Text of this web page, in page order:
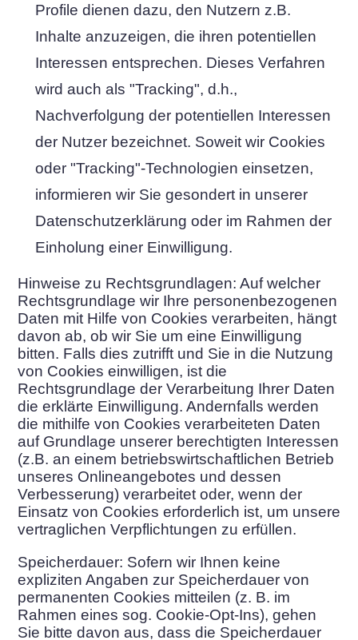
Profile dienen dazu, den Nutzern z.B.
Inhalte anzuzeigen, die ihren potentiellen
Interessen entsprechen. Dieses Verfahren
wird auch als "Tracking", d.h.,
Nachverfolgung der potentiellen Interessen
der Nutzer bezeichnet. Soweit wir Cookies
oder "Tracking"-Technologien einsetzen,
informieren wir Sie gesondert in unserer
Datenschutzerklärung oder im Rahmen der
Einholung einer Einwilligung.
Hinweise zu Rechtsgrundlagen: Auf welcher
Rechtsgrundlage wir Ihre personenbezogenen
Daten mit Hilfe von Cookies verarbeiten, hängt
davon ab, ob wir Sie um eine Einwilligung
bitten. Falls dies zutrifft und Sie in die Nutzung
von Cookies einwilligen, ist die
Rechtsgrundlage der Verarbeitung Ihrer Daten
die erklärte Einwilligung. Andernfalls werden
die mithilfe von Cookies verarbeiteten Daten
auf Grundlage unserer berechtigten Interessen
(z.B. an einem betriebswirtschaftlichen Betrieb
unseres Onlineangebotes und dessen
Verbesserung) verarbeitet oder, wenn der
Einsatz von Cookies erforderlich ist, um unsere
vertraglichen Verpflichtungen zu erfüllen.
Speicherdauer: Sofern wir Ihnen keine
expliziten Angaben zur Speicherdauer von
permanenten Cookies mitteilen (z. B. im
Rahmen eines sog. Cookie-Opt-Ins), gehen
Sie bitte davon aus, dass die Speicherdauer